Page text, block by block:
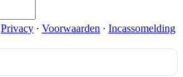
Privacy ∙ Voorwaarden ∙ Incassomelding